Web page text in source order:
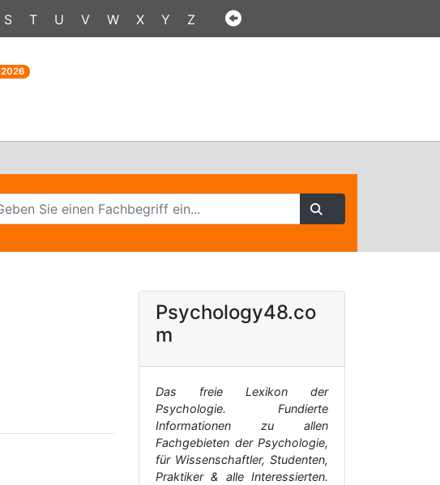
S T U V W X Y Z
2026
Psychology48.co
m
Das freie Lexikon der
Psychologie. Fundierte
Informationen zu allen
Fachgebieten der Psychologie,
für Wissenschaftler, Studenten,
Praktiker & alle Interessierten.